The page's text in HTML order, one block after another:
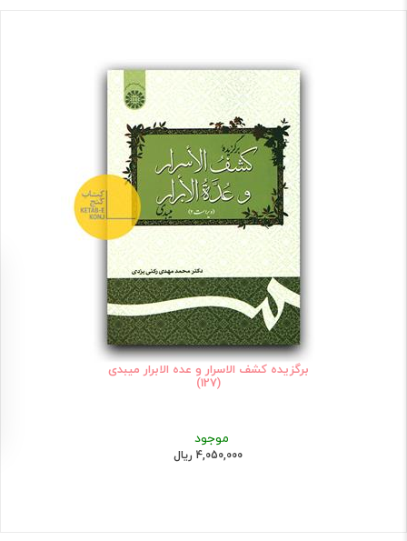
برگزیده کشف الاسرار و عده الابرار میبدی
(127)
موجود
4,050,000 ریال